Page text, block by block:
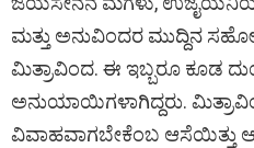
ಮತ್ತು ಅನುವಿಂದರ ಮುದ್ದಿನ
ಮಿತ್ರಾವಿಂದ. ಈ ಇಬ್ಬರೂ ಕೂಡ
ಅನುಯಾಯಿಗಳಾಗಿದ್ದರು.
ವಿವಾಹವಾಗಬೇಕೆಂಬ